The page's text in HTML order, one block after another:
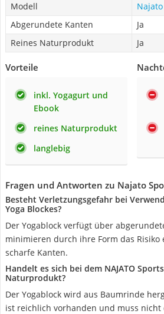
Modell
Abgerundete Kanten
Ja
Reines Naturprodukt
Ja
Vorteile
inkl. Yogagurt und
Ebook
reines Naturprodukt
langlebig
Fragen und Antworten zu Najato
Besteht Verletzungsgefahr bei
Yoga Blockes?
Der Yogablock verfügt über
minimieren durch ihre Form das Risiko
scharfe Kanten.
Handelt es sich bei dem NAJATO
Naturprodukt?
Der Yogablock wird aus Baumrinde
ist reichlich vorhanden und muss nicht